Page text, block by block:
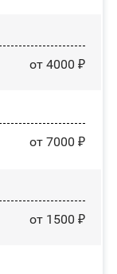
от 4000 ₽
от 7000 ₽
от 1500 ₽